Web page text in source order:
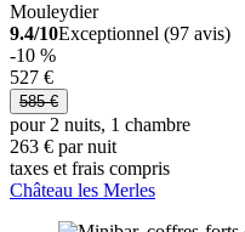
Mouleydier
9.4/10Exceptionnel (97 avis)
-10 %
527 €
585 €
pour 2 nuits, 1 chambre
263 € par nuit
taxes et frais compris
Château les Merles